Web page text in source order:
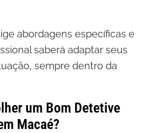
abordagens específicas e
saberá adaptar seus
sempre dentro da
um Bom Detetive
Macaé?